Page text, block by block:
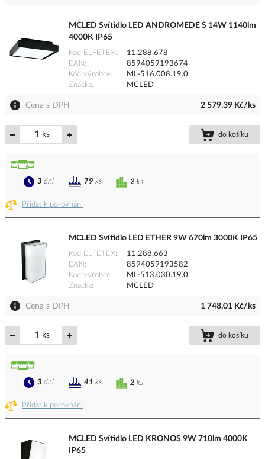
MCLED Svítidlo LED ANDROMEDE S 14W 1140lm
4000K IP65
Kód ELFETEX
11.288.678
EAN
8594059193674
Kód výrobce
ML-516.008.19.0
Značka
MCLED
Cena s DPH 2 579,39 Kč/ks
ks do košíku
Přidat k porovnání
2 ks
3 dní 79 ks
MCLED Svítidlo LED ETHER 9W 670lm 3000K IP65
Kód ELFETEX
11.288.663
EAN
8594059193582
Kód výrobce
ML-513.030.19.0
Značka
MCLED
Cena s DPH 1 748,01 Kč/ks
ks do košíku
Přidat k porovnání
2 ks
3 dní 41 ks
MCLED Svítidlo LED KRONOS 9W 710lm 4000K
IP65